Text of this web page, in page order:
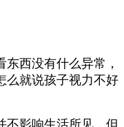
西没有什么异常，
么就说孩子视力不好